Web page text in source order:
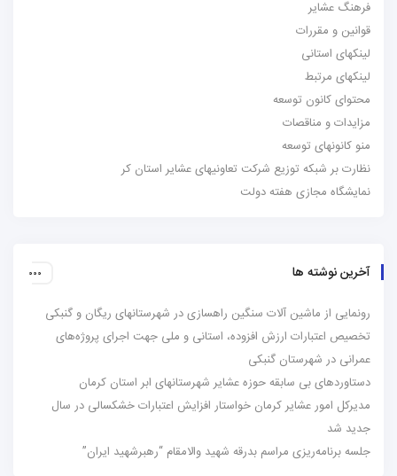
فرهنگ عشایر
قوانین و مقررات
لینکهای استانی
لینکهای مرتبط
محتوای کانون توسعه
مزایدات و مناقصات
منو کانونهای توسعه
نظارت بر شبکه توزیع شرکت تعاونیهای عشایر استان کر
نمایشگاه مجازی هفته دولت
آخرین نوشته ها
رونمایی از ماشین آلات سنگین راهسازی در شهرستانهای ریگان و گنبکی
تخصیص اعتبارات ارزش افزوده، استانی و ملی جهت اجرای پروژه‌های
عمرانی در شهرستان گنبکی
دستاوردهای بی سابقه حوزه عشایر شهرستانهای ابر استان کرمان
مدیرکل امور عشایر کرمان خواستار افزایش اعتبارات خشکسالی در سال
جدید شد
جلسه برنامه‌ریزی مراسم بدرقه شهید والامقام “رهبرشهید ایران”